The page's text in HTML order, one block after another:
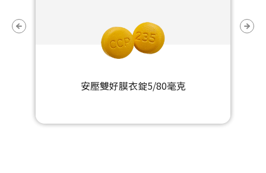
安壓雙好膜衣錠5/80毫克